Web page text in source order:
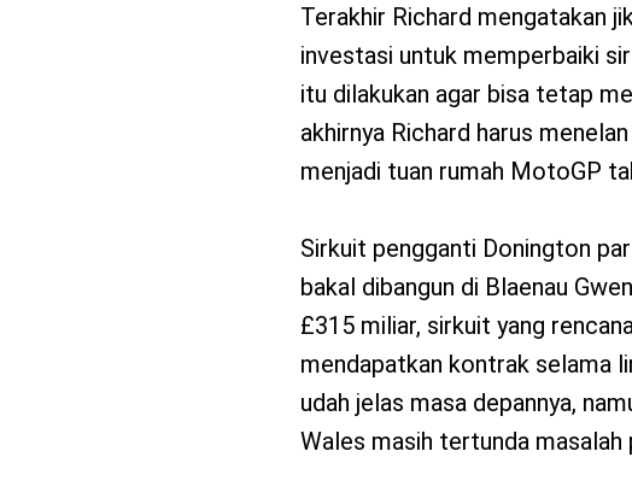
Terakhir Richard mengatakan
investasi untuk memperbaiki
itu dilakukan agar bisa tetap
akhirnya Richard harus
menjadi tuan rumah MotoGP
Sirkuit pengganti Donington
bakal dibangun di Blaenau
£315 miliar, sirkuit yang
mendapatkan kontrak selama
udah jelas masa depannya,
Wales masih tertunda masalah